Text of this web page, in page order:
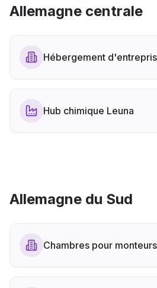
Allemagne centrale
Hébergement
Hub chimique Leuna
Allemagne du Sud
Chambres pour